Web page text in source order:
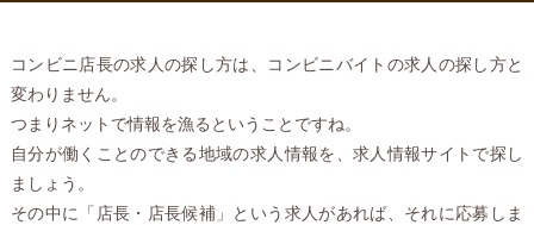
コンビニ店長の求人の探し方は、コンビニバイトの求人の探し方と
変わりません。
つまりネットで情報を漁るということですね。
自分が働くことのできる地域の求人情報を、求人情報サイトで探し
ましょう。
その中に「店長・店長候補」という求人があれば、それに応募しま